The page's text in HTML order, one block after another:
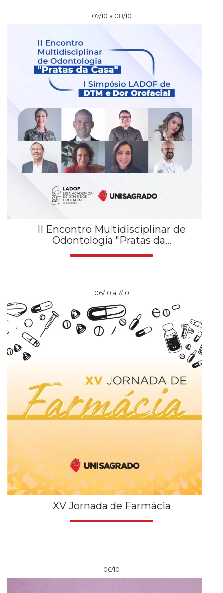
07/10 a 08/10
II Encontro Multidisciplinar de
Odontologia "Pratas da...
06/10 a 7/10
XV Jornada de Farmácia
06/10